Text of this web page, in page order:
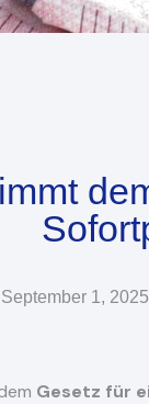
September 1, 2025
Gesetz für